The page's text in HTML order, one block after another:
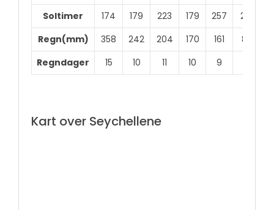
Soltimer
174 179 223 179 257 210
Regn(mm)
358 242 204 170 161 85
Regndager
15 10 11 10 9
Kart over Seychellene